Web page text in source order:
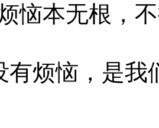
恼本无根，
有烦恼，是